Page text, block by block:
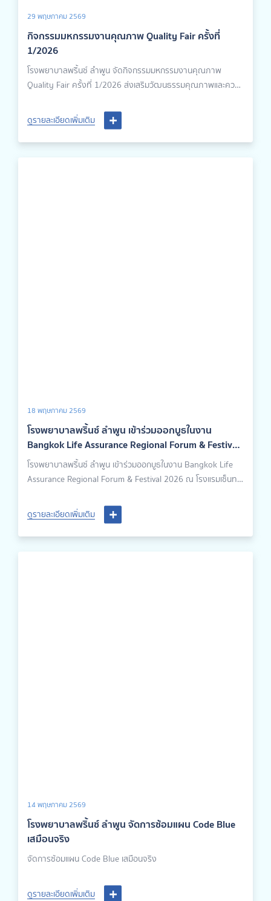
29 พฤษภาคม 2569
กิจกรรมมหกรรมงานคุณภาพ Quality Fair ครั้งที่
1/2026
โรงพยาบาลพริ้นซ์ ลำพูน จัดกิจกรรมมหกรรมงานคุณภาพ
Quality Fair ครั้งที่ 1/2026 ส่งเสริมวัฒนธรรมคุณภาพและความ
ดูรายละเอียดเพิ่มเติม
18 พฤษภาคม 2569
โรงพยาบาลพริ้นซ์ ลำพูน เข้าร่วมออกบูธในงาน
Bangkok Life Assurance Regional Forum & Festival
2026
โรงพยาบาลพริ้นซ์ ลำพูน เข้าร่วมออกบูธในงาน Bangkok Life
Assurance Regional Forum & Festival 2026 ณ โรงแรมเซ็นทา
สร้างความสัมพันธ์อันดีกับผู้ร่วมงาน
ดูรายละเอียดเพิ่มเติม
14 พฤษภาคม 2569
โรงพยาบาลพริ้นซ์ ลำพูน จัดการซ้อมแผน Code Blue
เสมือนจริง
จัดการซ้อมแผน Code Blue เสมือนจริง
ดูรายละเอียดเพิ่มเติม